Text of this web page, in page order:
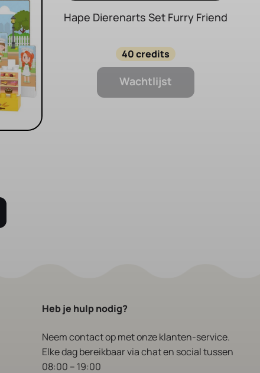
Hape Dierenarts Set Furry Friend
40 credits
Wachtlijst
Heb je hulp nodig?
Neem contact opmet onze klanten-service.
Elke dag bereikbaar via chat en social tussen
08:00 – 19:00